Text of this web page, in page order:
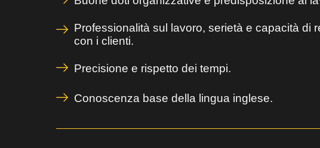
Professionalità sul lavoro, serietà e capacità di
con i clienti.
Precisione e rispetto dei tempi.
Conoscenza base della lingua inglese.